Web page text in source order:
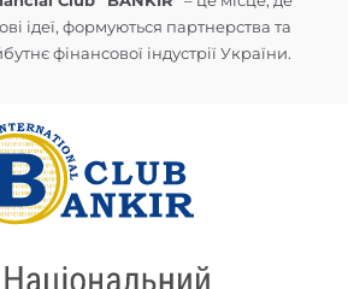
ідеї, формуються партнерства та
фінансової індустрії України.